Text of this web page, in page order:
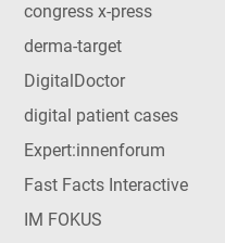
congress x-press
derma-target
DigitalDoctor
digital patient cases
Expert:innenforum
Fast Facts Interactive
IM FOKUS